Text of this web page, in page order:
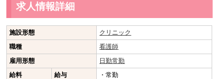
求人情報詳細
施設形態
クリニック
職種
看護師
雇用形態
日勤常勤
給料
給与
・常勤